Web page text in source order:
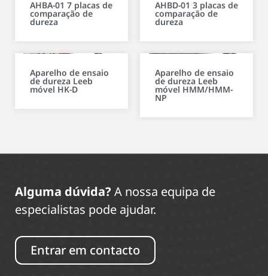
AHBA-01 7 placas de
comparação de
dureza
AHBD-01 3 placas de
comparação de
dureza
Aparelho de ensaio
de dureza Leeb
móvel HK-D
Aparelho de ensaio
de dureza Leeb
móvel HMM/HMM-
NP
Alguma dúvida? A nossa equipa de
especialistas pode ajudar.
Entrar em contacto